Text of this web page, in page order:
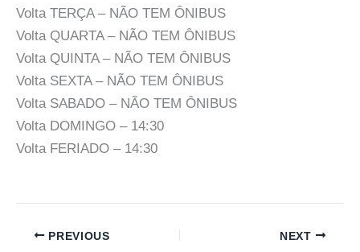
Volta TERÇA – NÃO TEM ÔNIBUS
Volta QUARTA – NÃO TEM ÔNIBUS
Volta QUINTA – NÃO TEM ÔNIBUS
Volta SEXTA – NÃO TEM ÔNIBUS
Volta SABADO – NÃO TEM ÔNIBUS
Volta DOMINGO – 14:30
Volta FERIADO – 14:30
PREVIOUS NEXT